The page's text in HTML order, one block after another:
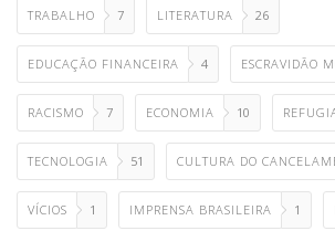
TRABALHO 7 LITERATURA 26
EDUCAÇÃO FINANCEIRA 4 ESCRAVIDÃO
RACISMO 7 ECONOMIA 10
TECNOLOGIA 51 CULTURA DO
VÍCIOS 1 IMPRENSA BRASILEIRA 1